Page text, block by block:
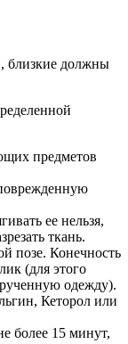
близкие должны
предметов
ее нельзя,
ткань.
позе. Конечность
(для этого
одежду).
Кеторол или
более 15 минут,